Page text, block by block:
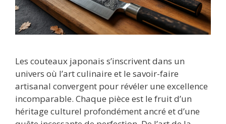
Les couteaux japonais s’inscrivent dans un
univers où l’art culinaire et le savoir-faire
artisanal convergent pour révéler une excellence
incomparable. Chaque pièce est le fruit d’un
héritage culturel profondément ancré et d’une